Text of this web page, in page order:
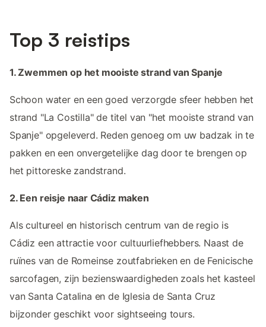
Top 3 reistips
1. Zwemmen op het mooiste strand van Spanje
Schoon water en een goed verzorgde sfeer hebben het
strand "La Costilla" de titel van "het mooiste strand van
Spanje" opgeleverd. Reden genoeg om uw badzak in te
pakken en een onvergetelijke dag door te brengen op
het pittoreske zandstrand.
2. Een reisje naar Cádiz maken
Als cultureel en historisch centrum van de regio is
Cádiz een attractie voor cultuurliefhebbers. Naast de
ruïnes van de Romeinse zoutfabrieken en de Fenicische
sarcofagen, zijn bezienswaardigheden zoals het kasteel
van Santa Catalina en de Iglesia de Santa Cruz
bijzonder geschikt voor sightseeing tours.